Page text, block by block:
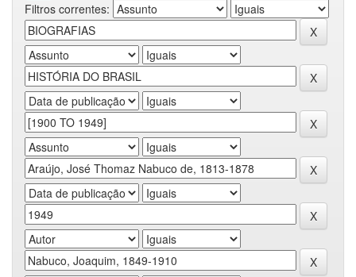
Filtros correntes: